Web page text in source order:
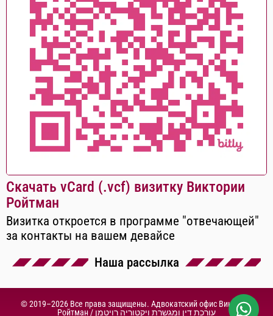
Скачать vCard (.vcf) визитку Виктории
Ройтман
Визитка откроется в программе "отвечающей"
за контакты на вашем девайсе
Наша рассылка
© 2019–2026 Все права защищены. Адвокатский офис Виктории
Ройтман / עורכת דין ומגשרת ויקטוריה רויטמן